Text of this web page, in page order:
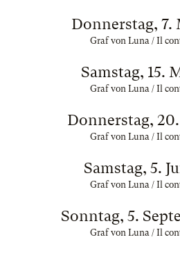
Donnerstag, 7.
Graf von Luna / Il
Samstag, 15.
Graf von Luna / Il
Donnerstag,
Graf von Luna / Il
Samstag, 5.
Graf von Luna / Il
Sonntag, 5.
Graf von Luna / Il